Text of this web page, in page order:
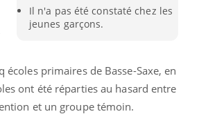
Il n'a pas été constaté chez les
jeunes garçons.
écoles primaires de Basse-Saxe, en
ont été réparties au hasard entre
et un groupe témoin.